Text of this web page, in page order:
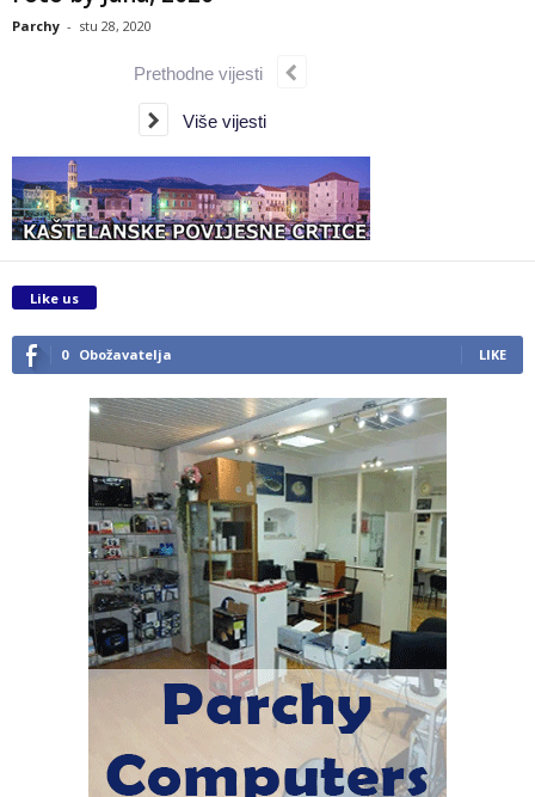
Parchy - stu 28, 2020
Prethodne vijesti
Više vijesti
Like us
0 Obožavatelja LIKE